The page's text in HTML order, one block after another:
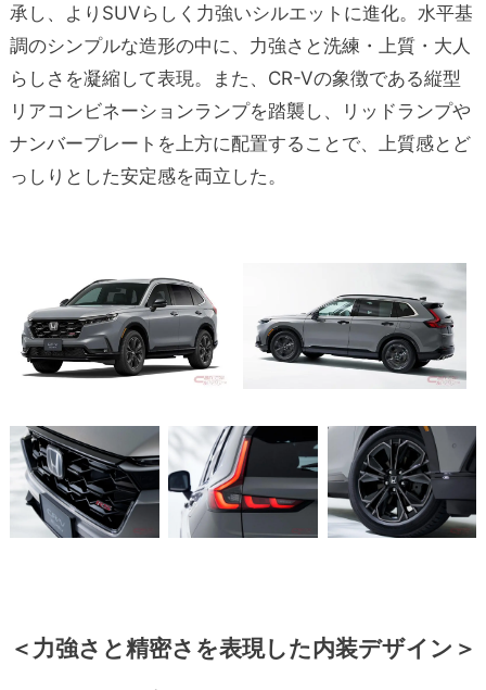
承し、よりSUVらしく力強いシルエットに進化。水平基
調のシンプルな造形の中に、力強さと洗練・上質・大人
らしさを凝縮して表現。また、CR-Vの象徴である縦型
リアコンビネーションランプを踏襲し、リッドランプや
ナンバープレートを上方に配置することで、上質感とど
っしりとした安定感を両立した。
＜力強さと精密さを表現した内装デザイン＞